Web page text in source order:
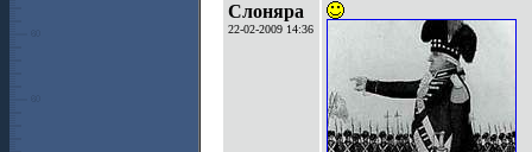
Слоняра
22-02-2009 14:36